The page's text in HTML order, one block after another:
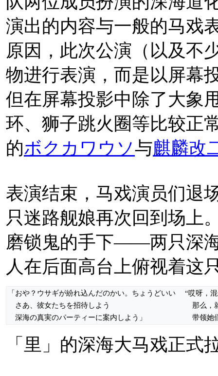
2019年7月24日， C2機
大马戏mode和新的参演
8/3・4・10・11公演的
8/12追加公演的先行预
公布参演嘉宾：
京本政樹：出演“深
古橋郷平 （8月3日）
三戸大久（8月4日）
樋口達哉（8月10日
柴田紗貴子（8月11
演出的内容与一般的马戏
原因，此次公演（以及不
物进行表演，而是以屏幕
但在屏幕投影中除了大象
环、狮子跳火圈等比较正
的ボクカワウソ与麒麟改
表演结束，马戏演员们退
只迷路舰娘再次回到场上
磨锁鬼的手下——两只深
人在后面高台上俯视着这
「おや？ウサギが紛れ込んだのかい。ちょうどいい
“哎呀，
さあ、彼女たちを招待しよう
那么，
深海の真実のパーティーに案内しよう」
带领她
「里」的深海大马戏正式